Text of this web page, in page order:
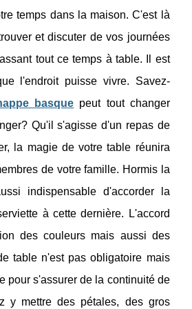
temps dans la maison. C'est là
et discuter de vos journées
tout ce temps à table. Il est
l'endroit puisse vivre. Savez-
basque peut tout changer
Qu'il s'agisse d'un repas de
la magie de votre table réunira
de votre famille. Hormis la
indispensable d'accorder la
à cette dernière. L'accord
des couleurs mais aussi des
table n'est pas obligatoire mais
pour s'assurer de la continuité de
y mettre des pétales, des gros